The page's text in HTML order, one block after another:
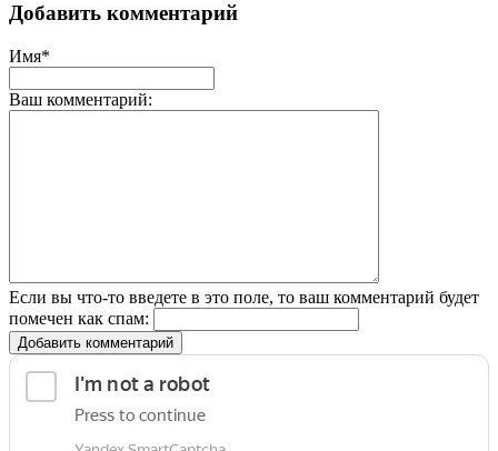
Добавить комментарий
Имя*
Ваш комментарий:
Если вы что-то введете в это поле, то ваш комментарий будет
помечен как спам:
Добавить комментарий